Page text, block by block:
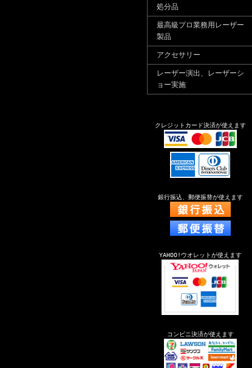
処分品
最高級プロ業務用レーザー
製品
アクセサリー
レーザー演出、レーザーシ
ョー実施
クレジットカード決済が使えます
銀行振込、郵便振替が使えます
YAHOO!ウオレットが使えます
コンビニ決済が使えます